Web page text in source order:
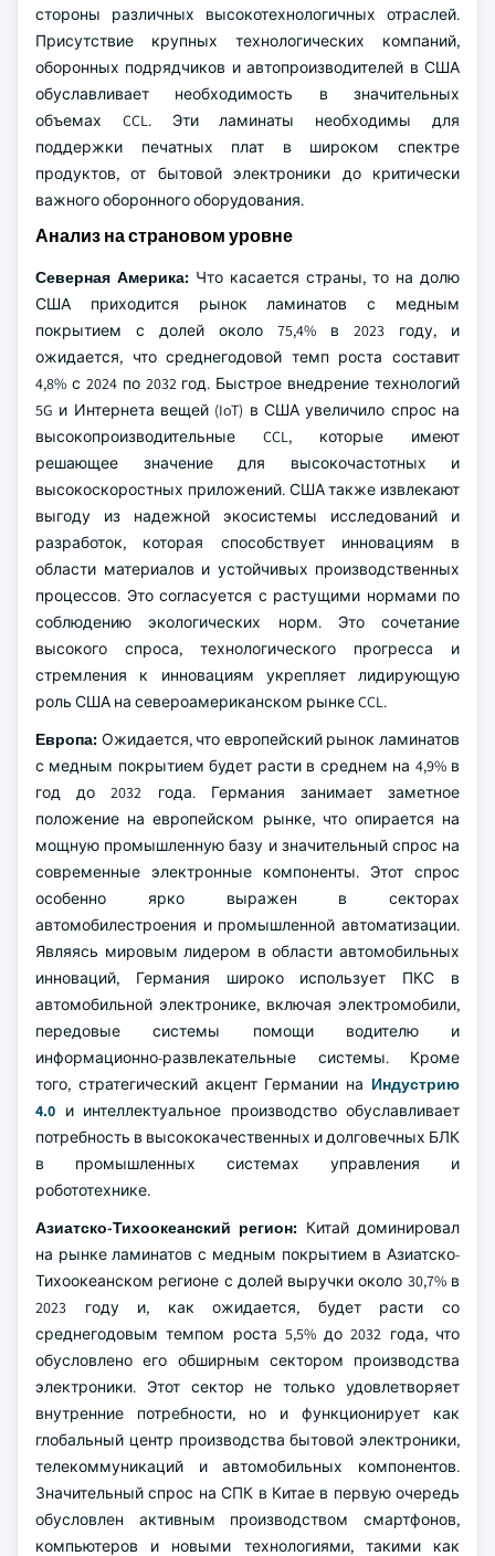
стороны различных высокотехнологичных отраслей.
Присутствие крупных технологических компаний,
оборонных подрядчиков и автопроизводителей в США
обуславливает необходимость в значительных
объемах CCL. Эти ламинаты необходимы для
поддержки печатных плат в широком спектре
продуктов, от бытовой электроники до критически
важного оборонного оборудования.
Анализ на страновом уровне
Северная Америка: Что касается страны, то на долю
США приходится рынок ламинатов с медным
покрытием с долей около 75,4% в 2023 году, и
ожидается, что среднегодовой темп роста составит
4,8% с 2024 по 2032 год. Быстрое внедрение технологий
5G и Интернета вещей (IoT) в США увеличило спрос на
высокопроизводительные CCL, которые имеют
решающее значение для высокочастотных и
высокоскоростных приложений. США также извлекают
выгоду из надежной экосистемы исследований и
разработок, которая способствует инновациям в
области материалов и устойчивых производственных
процессов. Это согласуется с растущими нормами по
соблюдению экологических норм. Это сочетание
высокого спроса, технологического прогресса и
стремления к инновациям укрепляет лидирующую
роль США на североамериканском рынке CCL.
Европа: Ожидается, что европейский рынок ламинатов
с медным покрытием будет расти в среднем на 4,9% в
год до 2032 года. Германия занимает заметное
положение на европейском рынке, что опирается на
мощную промышленную базу и значительный спрос на
современные электронные компоненты. Этот спрос
особенно ярко выражен в секторах
автомобилестроения и промышленной автоматизации.
Являясь мировым лидером в области автомобильных
инноваций, Германия широко использует ПКС в
автомобильной электронике, включая электромобили,
передовые системы помощи водителю и
информационно-развлекательные системы. Кроме
того, стратегический акцент Германии на Индустрию
4.0 и интеллектуальное производство обуславливает
потребность в высококачественных и долговечных БЛК
в промышленных системах управления и
робототехнике.
Азиатско-Тихоокеанский регион: Китай доминировал
на рынке ламинатов с медным покрытием в Азиатско-
Тихоокеанском регионе с долей выручки около 30,7% в
2023 году и, как ожидается, будет расти со
среднегодовым темпом роста 5,5% до 2032 года, что
обусловлено его обширным сектором производства
электроники. Этот сектор не только удовлетворяет
внутренние потребности, но и функционирует как
глобальный центр производства бытовой электроники,
телекоммуникаций и автомобильных компонентов.
Значительный спрос на СПК в Китае в первую очередь
обусловлен активным производством смартфонов,
компьютеров и новыми технологиями, такими как